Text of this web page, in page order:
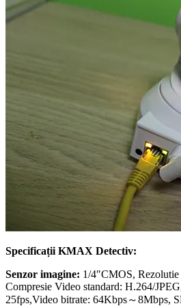
Specificații KMAX Detectiv:
Senzor imagine: 1/4″CMOS,
Compresie Video standard: H.264/
25fps,Video bitrate: 64Kbps～8Mbps,